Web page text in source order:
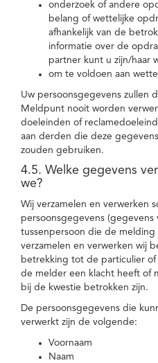
onderzoek of andere
belang of wettelijke
afhankelijk van de
informatie over de
partner kunt u zijn/haar
om te voldoen aan
Uw persoonsgegevens zullen
Meldpunt nooit worden
doeleinden of
aan derden die deze
zouden gebruiken.
4.5. Welke gegevens
we?
Wij verzamelen en verwerken
persoonsgegevens
tussenpersoon die de melding
verzamelen en verwerken wij
betrekking tot de particulier
de melder een klacht heeft of
bij de kwestie betrokken zijn.
De persoonsgegevens die
verwerkt zijn de volgende:
Voornaam
Naam